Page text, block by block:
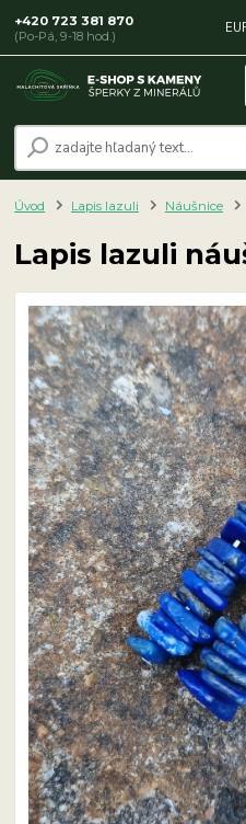
+420 723 381 870
(Po-Pá, 9-18 hod.)
Úvod Lapis lazuli Náušnice
Lapis lazuli